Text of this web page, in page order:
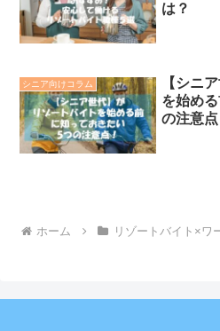
は？
シニア向けコラム
【シニ
を始め
の注意点
ホーム リゾートバイト×ワ